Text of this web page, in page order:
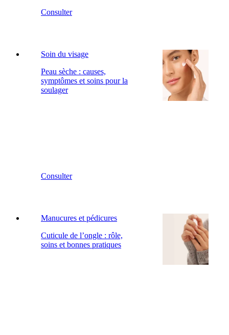
Consulter
Soin du visage
Peau sèche : causes,
symptômes et soins pour la
soulager
Consulter
Manucures et pédicures
Cuticule de l’ongle : rôle,
soins et bonnes pratiques